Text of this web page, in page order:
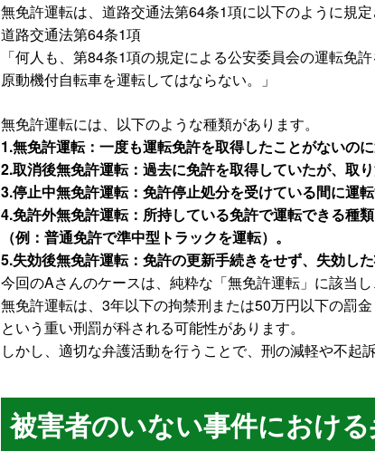
無免許運転は、道路交通法第64条1項に以下のように規定
道路交通法第64条1項
「何人も、第84条1項の規定による公安委員会の運転免
原動機付自転車を運転してはならない。」
無免許運転には、以下のような種類があります。
1.無免許運転：一度も運転免許を取得したことがないのに
2.取消後無免許運転：過去に免許を取得していたが、取
3.停止中無免許運転：免許停止処分を受けている間に運転
4.免許外無免許運転：所持している免許で運転できる種
（例：普通免許で準中型トラックを運転）。
5.失効後無免許運転：免許の更新手続きをせず、失効し
今回のAさんのケースは、純粋な「無免許運転」に該当し
無免許運転は、3年以下の拘禁刑または50万円以下の罰
という重い刑罰が科される可能性があります。
しかし、適切な弁護活動を行うことで、刑の減軽や不起
被害者のいない事件におけ